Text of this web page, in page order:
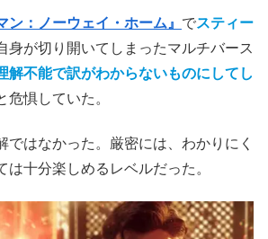
ン：ノーウェイ・ホーム』 でスティー
身が切り開いてしまったマルチバース
解不能で訳がわからないものにしてし
危惧していた。
ではなかった。厳密には、わかりにく
は十分楽しめるレベルだった。